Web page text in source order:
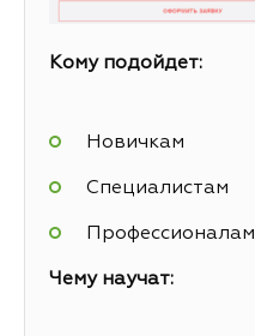
Кому подойдет:
Новичкам
Специалистам
Профессионалам
Чему научат: